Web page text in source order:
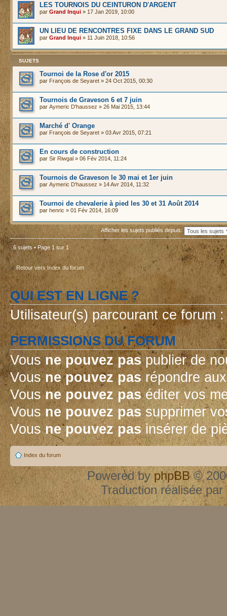
LES TOURNOIS DU CEINTURON D'ARGENT
par Grand Inqui » 17 Jan 2019, 10:00
UN LIEU DE RENCONTRES FIXE DANS LE GRAND SUD
par Grand Inqui » 11 Juin 2018, 10:56
SUJETS
Tournoi de la Rose d'or 2015
par François de Seyaret » 24 Oct 2015, 00:30
Tournois de Graveson 6 et 7 juin
par Aymeric D'haussez » 26 Mai 2015, 13:44
Marché d' Orange
par François de Seyaret » 03 Avr 2015, 07:21
En cours de construction
par Sir Riwgal » 06 Fév 2014, 11:24
Tournois de Graveson le 30 mai et 1er juin
par Aymeric D'haussez » 14 Avr 2014, 11:32
Tournoi de chevalerie à pied les 30 et 31 Août 2014
par henric » 01 Fév 2014, 16:09
Afficher les sujets publiés depuis:
6 sujets • Page 1 sur1
Retour vers Index du forum
QUI EST EN LIGNE ?
Utilisateur(s) parcourant ce forum
PERMISSIONS DU FORUM
Vousne pouvez paspublier de
Vousne pouvez pasrépondre
Vousne pouvez paséditer vos
Vousne pouvez passupprimer
Vousne pouvez pasinsérer de
Index du forum
Powered byphpBB©
Traduction réalisée par